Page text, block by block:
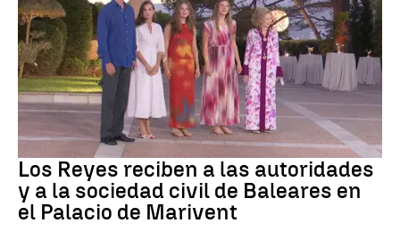
Los Reyes reciben a las autoridades
y a la sociedad civil de Baleares en
el Palacio de Marivent